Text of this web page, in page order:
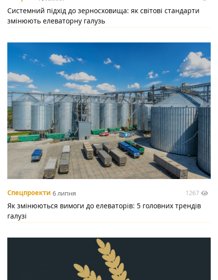
Системний підхід до зерносховища: як світові стандарти
змінюють елеваторну галузь
Спецпроекти 6 липня 1267
Як змінюються вимоги до елеваторів: 5 головних трендів
галузі